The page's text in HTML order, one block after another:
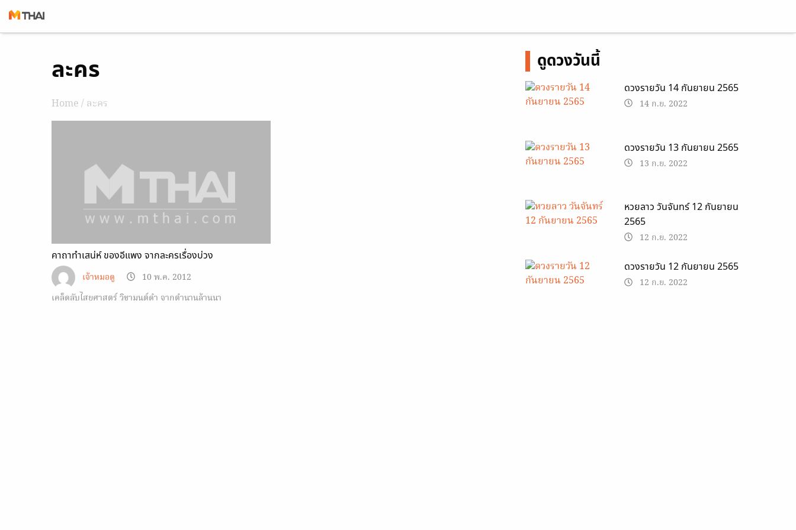
ละคร
Home/ ละคร
คาถาทำเสน่ห์ ของอีแพง จากละครเรื่องบ่วง
เจ้าหมอดู
10 พ.ค. 2012
เคล็ดลับไสยศาสตร์ วิชามนต์ดำ จากตำนานล้านนา
ดูดวงวันนี้
ดวงรายวัน 14 กันยายน 2565
14 ก.ย. 2022
ดวงรายวัน 13 กันยายน 2565
13 ก.ย. 2022
หวยลาว วันจันทร์ 12 กันยายน
2565
12 ก.ย. 2022
ดวงรายวัน 12 กันยายน 2565
12 ก.ย. 2022